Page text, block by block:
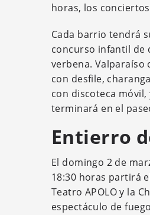
horas, los
Cada barrio tendrá
concurso infantil de
verbena. Valparaíso
con desfile,
con discoteca
terminará en el
Entierro
El domingo 2 de
18:30 horas partirá
Teatro APOLO y la
espectáculo de